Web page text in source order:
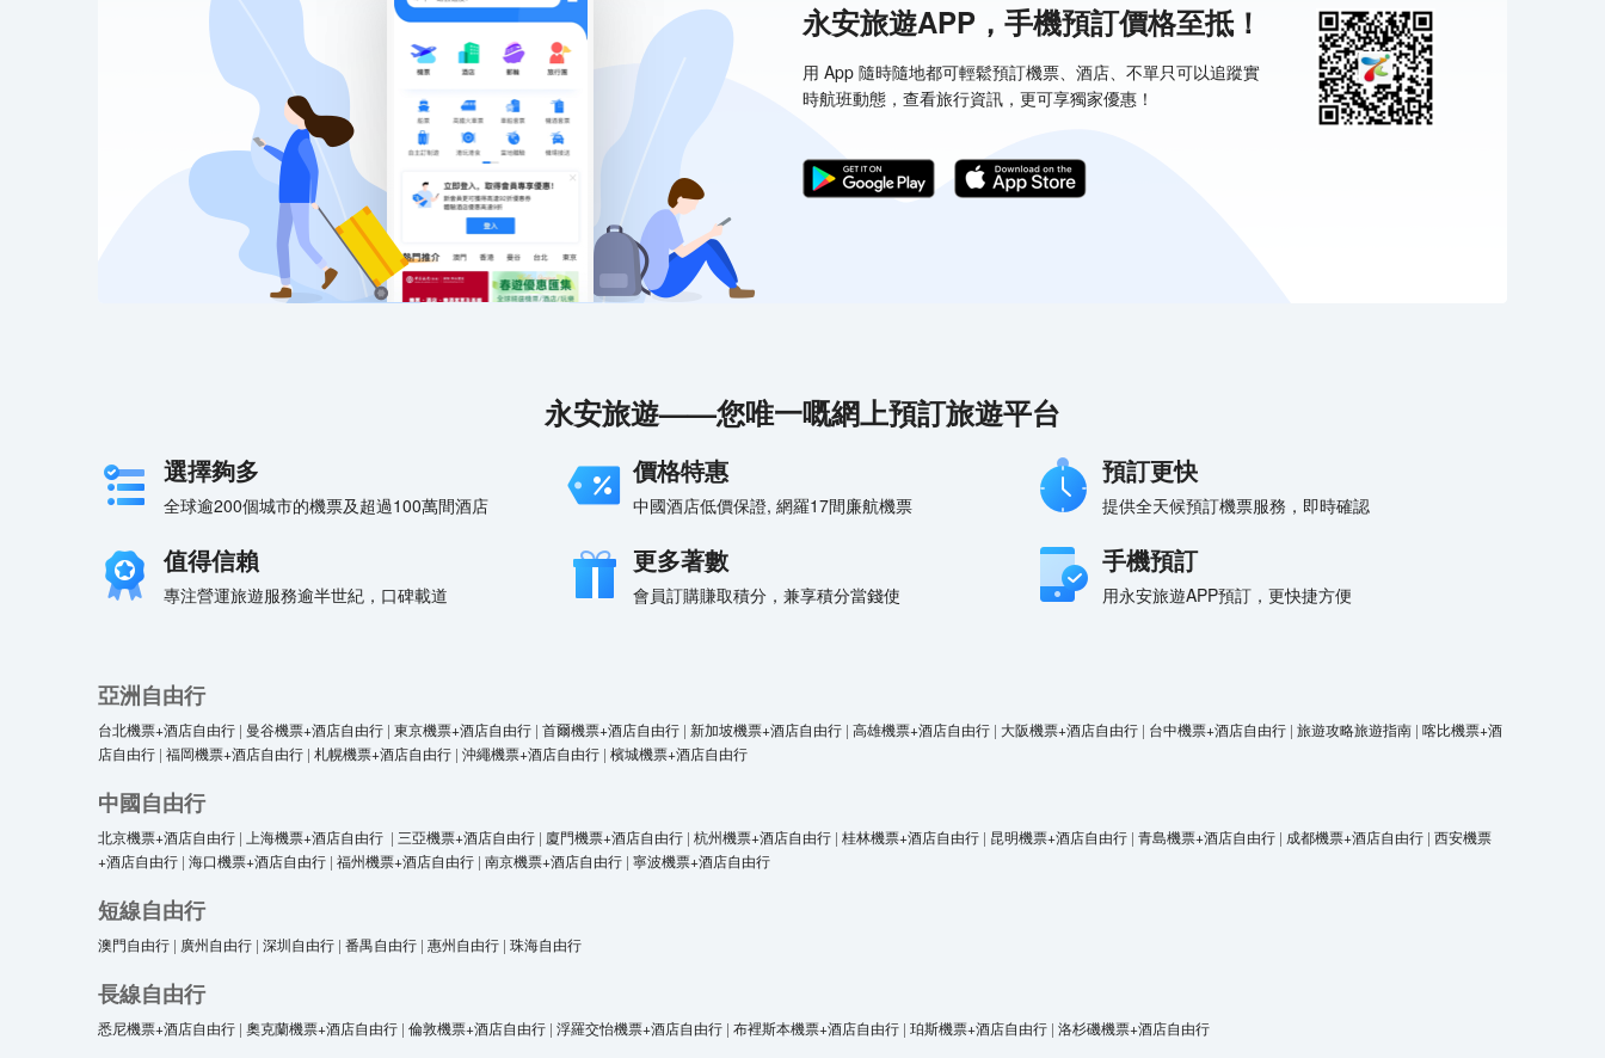
永安旅遊APP，手機預訂價格至抵！
用 App 隨時隨地都可輕鬆預訂機票、酒店、不單只可以追蹤實
時航班動態，查看旅行資訊，更可享獨家優惠！
永安旅遊——您唯一嘅網上預訂旅遊平台
選擇夠多
全球逾200個城市的機票及超過100萬間酒店
價格特惠
中國酒店低價保證, 網羅17間廉航機票
預訂更快
提供全天候預訂機票服務，即時確認
值得信賴
專注營運旅遊服務逾半世紀，口碑載道
更多著數
會員訂購賺取積分，兼享積分當錢使
手機預訂
用永安旅遊APP預訂，更快捷方便
亞洲自由行
台北機票+酒店自由行 | 曼谷機票+酒店自由行 | 東京機票+酒店自由行 | 首爾機票+酒店自由行 | 新加坡機票+酒店自由行 | 高雄機票+酒店自由行 | 大阪機票+酒店自由行 | 台中機票+酒店自由行 | 旅遊攻略旅遊指南 | 喀比機票+酒
店自由行 | 福岡機票+酒店自由行 | 札幌機票+酒店自由行 | 沖繩機票+酒店自由行 | 檳城機票+酒店自由行
中國自由行
北京機票+酒店自由行 | 上海機票+酒店自由行 | 三亞機票+酒店自由行 | 廈門機票+酒店自由行 | 杭州機票+酒店自由行 | 桂林機票+酒店自由行 | 昆明機票+酒店自由行 | 青島機票+酒店自由行 | 成都機票+酒店自由行 | 西安機票
+酒店自由行 | 海口機票+酒店自由行 | 福州機票+酒店自由行 | 南京機票+酒店自由行 | 寧波機票+酒店自由行
短線自由行
澳門自由行 | 廣州自由行 | 深圳自由行 | 番禺自由行 | 惠州自由行 | 珠海自由行
長線自由行
悉尼機票+酒店自由行 | 奧克蘭機票+酒店自由行 | 倫敦機票+酒店自由行 | 浮羅交怡機票+酒店自由行 | 布裡斯本機票+酒店自由行 | 珀斯機票+酒店自由行 | 洛杉磯機票+酒店自由行